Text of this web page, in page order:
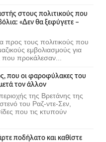
στους πολιτικούς που
«Δεν θα ξεφύγετε –
προς τους πολιτικούς που
εμβολιασμούς για
που προκάλεσαν...
που οι φαροφύλακες του
τον άλλον
της Βρετάνης της
του Ραζ-ντε-Σεν,
που τις κτυπούν
ποδήλατο και καθίστε